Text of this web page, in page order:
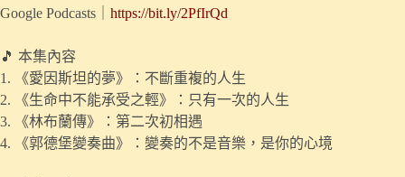
Google Podcasts｜ https://bit.ly/2PfIrQd
🎵 本集內容
1. 《愛因斯坦的夢》：不斷重複的人生
2. 《生命中不能承受之輕》：只有一次的人生
3. 《林布蘭傳》：第二次初相遇
4. 《郭德堡變奏曲》：變奏的不是音樂，是你的心境